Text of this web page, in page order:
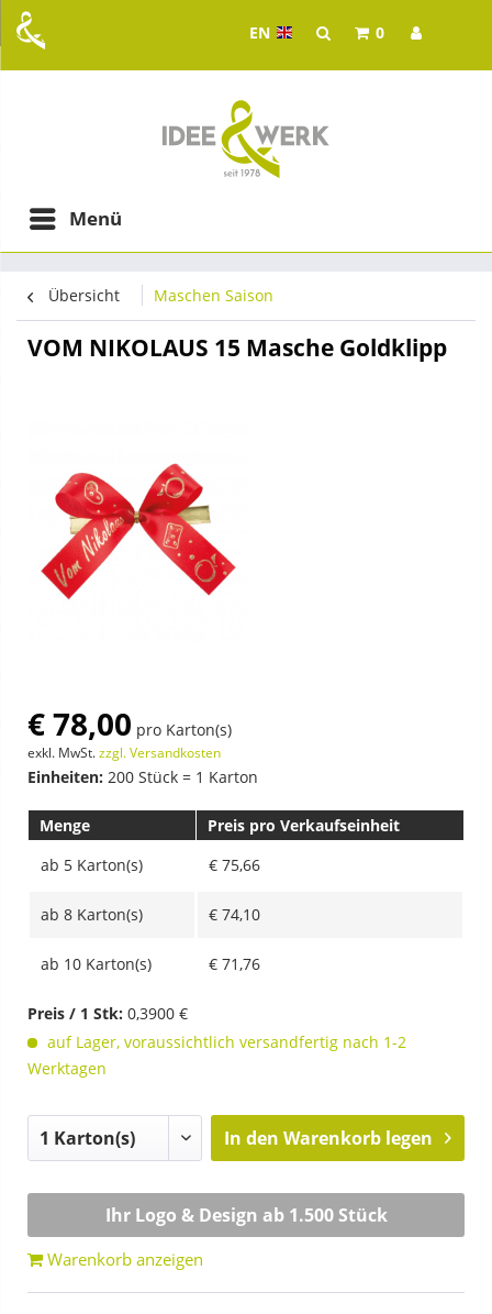
EN Idee & Werk - your
0
Menü
Übersicht Maschen Saison
in Graz
VOM NIKOLAUS 15 Masche Goldklipp
€ 78,00 pro Karton(s)
exkl. MwSt.zzgl. Versandkosten
Einheiten: 200 Stück = 1 Karton
Menge
Preis pro Verkaufseinheit
ab 5 Karton(s) € 75,66
ab 8 Karton(s) € 74,10
ab 10 Karton(s) € 71,76
Preis / 1 Stk: 0,3900 €
auf Lager, voraussichtlich versandfertig nach 1-2
Werktagen
In den Warenkorb legen
Ihr Logo & Design ab 1.500 Stück
Warenkorb anzeigen